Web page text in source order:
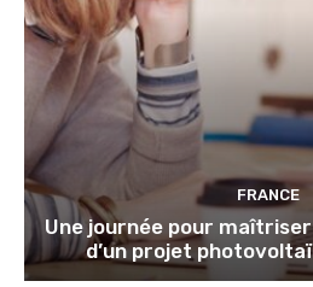
FRANCE
Une journée pour
d’un projet